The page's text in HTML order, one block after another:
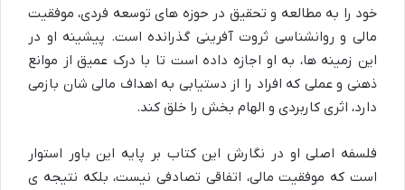
خود را به مطالعه و تحقیق در حوزه های توسعه فردی، موفقیت
مالی و روانشناسی ثروت آفرینی گذرانده است. پیشینه او در
این زمینه ها، به او اجازه داده است تا با درک عمیق از موانع
ذهنی و عملی که افراد را از دستیابی به اهداف مالی شان بازمی
دارد، اثری کاربردی و الهام بخش را خلق کند.
فلسفه اصلی او در نگارش این کتاب بر پایه این باور استوار
است که موفقیت مالی، اتفاقی تصادفی نیست، بلکه نتیجه ی